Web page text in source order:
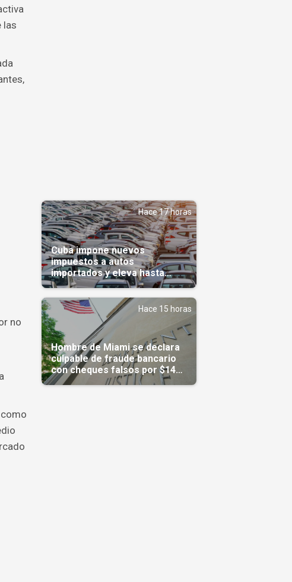
las
no
Hace 17 horas
Cuba impone nuevos
impuestos a autos
importados y eleva hasta
5.000 dólares el gravamen
para vehículos de alta gama
Hace 15 horas
Hombre de Miami se declara
culpable de fraude bancario
con cheques falsos por $14
millones